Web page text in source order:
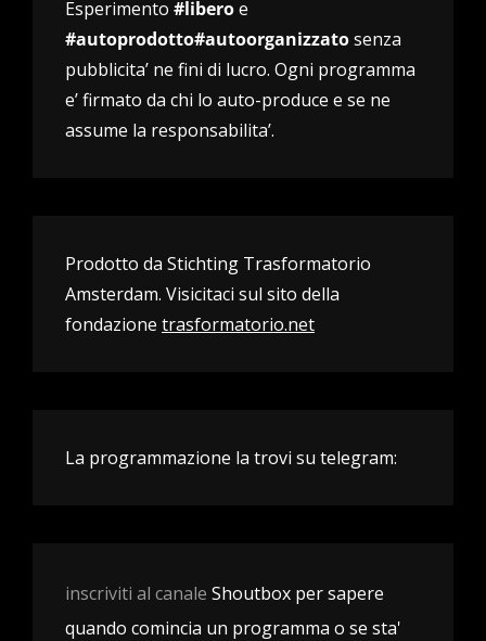
Esperimento #liberoe
#autoprodotto#autoorganizzatosenza
pubblicita’ ne fini di lucro. Ogni programma
e’ firmato da chi lo auto-produce e se ne
assume la responsabilita’.
Prodotto da Stichting Trasformatorio
Amsterdam. Visicitaci sul sito della
fondazione trasformatorio.net
La programmazione la trovi su telegram:
inscriviti al canale Shoutbox per sapere
quando comincia un programma o se sta'